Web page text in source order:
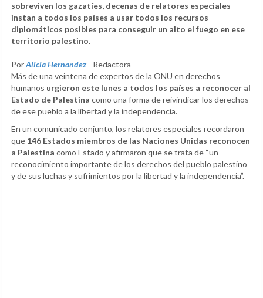
sobreviven los gazatíes, decenas de relatores especiales
instan a todos los países a usar todos los recursos
diplomáticos posibles para conseguir un alto el fuego en ese
territorio palestino.
PorAlicia Hernandez - Redactora
Más de una veintena de expertos de la ONU en derechos
humanos urgieron este lunes a todos los países a reconocer al
Estado de Palestina como una forma de reivindicar los derechos
de ese pueblo a la libertad y la independencia.
En un comunicado conjunto, los relatores especiales recordaron
que 146 Estados miembros de las Naciones Unidas reconocen
a Palestina como Estado y afirmaron que se trata de “un
reconocimiento importante de los derechos del pueblo palestino
y de sus luchas y sufrimientos por la libertad y la independencia”.